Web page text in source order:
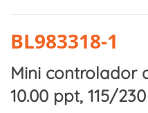
BL983318-1
Mini controlador
10.00 ppt, 115/